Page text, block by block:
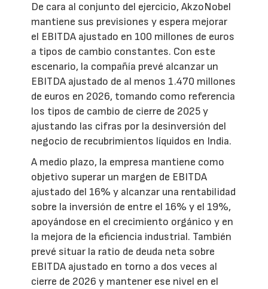
De cara al conjunto del ejercicio, AkzoNobel
mantiene sus previsiones y espera mejorar
el EBITDA ajustado en 100 millones de euros
a tipos de cambio constantes. Con este
escenario, la compañía prevé alcanzar un
EBITDA ajustado de al menos 1.470 millones
de euros en 2026, tomando como referencia
los tipos de cambio de cierre de 2025 y
ajustando las cifras por la desinversión del
negocio de recubrimientos líquidos en India.
A medio plazo, la empresa mantiene como
objetivo superar un margen de EBITDA
ajustado del 16% y alcanzar una rentabilidad
sobre la inversión de entre el 16% y el 19%,
apoyándose en el crecimiento orgánico y en
la mejora de la eficiencia industrial. También
prevé situar la ratio de deuda neta sobre
EBITDA ajustado en torno a dos veces al
cierre de 2026 y mantener ese nivel en el